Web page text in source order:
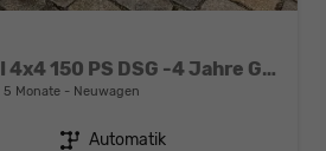
Selection 2,0 TDI 4x4 150 PS DSG -4 Jahre Garantie-Anhängerkupplung-Rückfahrkamera-2x PDC-AppleCarPlay-AndroidAuto-Tempomat-2-Zonen Climatronic-16''Alu
5 Monate Neuwagen
Getriebe Automatik